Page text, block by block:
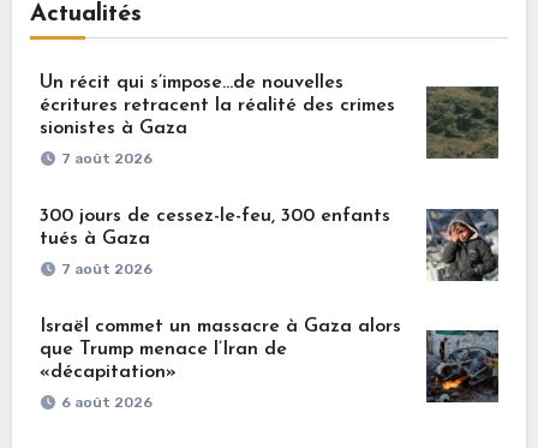
Actualités
Un récit qui s’impose…de nouvelles
écritures retracent la réalité des crimes
sionistes à Gaza
7 août 2026
300 jours de cessez-le-feu, 300 enfants
tués à Gaza
7 août 2026
Israël commet un massacre à Gaza alors
que Trump menace l’Iran de
«décapitation»
6 août 2026